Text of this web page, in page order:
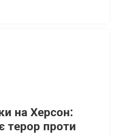
на Херсон:
терор проти